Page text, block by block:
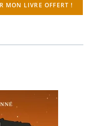
MON LIVRE OFFERT !